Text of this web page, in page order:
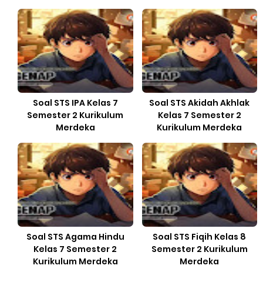
Soal STS IPA Kelas 7
Semester 2 Kurikulum
Merdeka
Soal STS Akidah Akhlak
Kelas 7 Semester 2
Kurikulum Merdeka
Soal STS Agama Hindu
Kelas 7 Semester 2
Kurikulum Merdeka
Soal STS Fiqih Kelas 8
Semester 2 Kurikulum
Merdeka